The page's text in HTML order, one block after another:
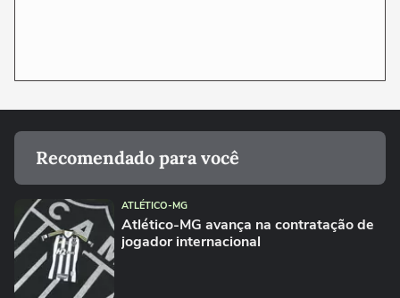
Recomendado para você
ATLÉTICO-MG
Atlético-MG avança na contratação de
jogador internacional